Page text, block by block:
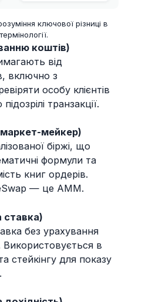
ключової різниці в
коштів)
від
включно з
особу клієнтів
транзакції.
мейкер)
біржі, що
формули та
книг ордерів.
— це AMM.
ставка)
без урахування
Використовується в
стейкінгу для показу